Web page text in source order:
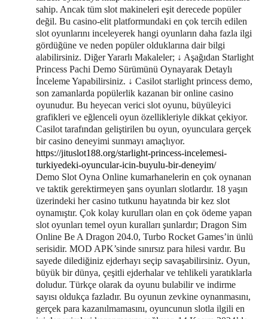
sahip. Ancak tüm slot makineleri eşit derecede popüler
değil. Bu casino-elit platformundaki en çok tercih edilen
slot oyunlarını inceleyerek hangi oyunların daha fazla ilgi
gördüğüne ve neden popüler olduklarına dair bilgi
alabilirsiniz. Diğer Yararlı Makaleler; ↓ Aşağıdan Starlight
Princess Pachi Demo Sürümünü Oynayarak Detaylı
İnceleme Yapabilirsiniz. ↓ Casilot starlight princess demo,
son zamanlarda popülerlik kazanan bir online casino
oyunudur. Bu heyecan verici slot oyunu, büyüleyici
grafikleri ve eğlenceli oyun özellikleriyle dikkat çekiyor.
Casilot tarafından geliştirilen bu oyun, oyunculara gerçek
bir casino deneyimi sunmayı amaçlıyor.
https://jituslot188.org/starlight-princess-incelemesi-
turkiyedeki-oyuncular-icin-buyulu-bir-deneyim/
Demo Slot Oyna Online kumarhanelerin en çok oynanan
ve taktik gerektirmeyen şans oyunları slotlardır. 18 yaşın
üzerindeki her casino tutkunu hayatında bir kez slot
oynamıştır. Çok kolay kurulları olan en çok ödeme yapan
slot oyunları temel oyun kuralları şunlardır; Dragon Sim
Online Be A Dragon 204.0, Turbo Rocket Games’in ünlü
serisidir. MOD APK’sinde sınırsız para hilesi vardır. Bu
sayede dilediğiniz ejderhayı seçip savaşabilirsiniz. Oyun,
büyük bir dünya, çeşitli ejderhalar ve tehlikeli yaratıklarla
doludur. Türkçe olarak da oyunu bulabilir ve indirme
sayısı oldukça fazladır. Bu oyunun zevkine oynanmasını,
gerçek para kazanılmamasını, oyuncunun slotla ilgili en